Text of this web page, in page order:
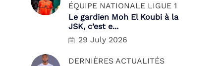
ÉQUIPE NATIONALE LIGUE 1
Le gardien Moh El Koubi à la
JSK, c’est e...
29 July 2026
DERNIÈRES ACTUALITÉS